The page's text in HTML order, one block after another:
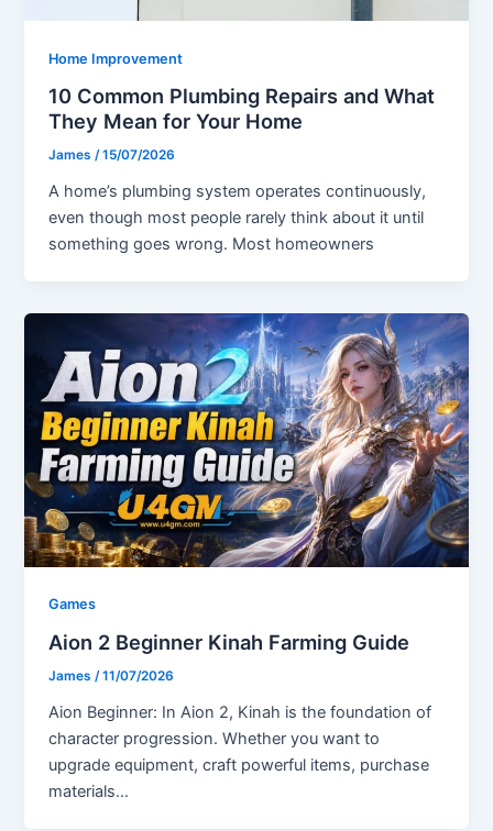
Home Improvement
10 Common Plumbing Repairs and What
They Mean for Your Home
James/15/07/2026
A home’s plumbing system operates continuously,
even though most people rarely think about it until
something goes wrong. Most homeowners
Games
Aion 2 Beginner Kinah Farming Guide
James/11/07/2026
Aion Beginner: In Aion 2, Kinah is the foundation of
character progression. Whether you want to
upgrade equipment, craft powerful items, purchase
materials…